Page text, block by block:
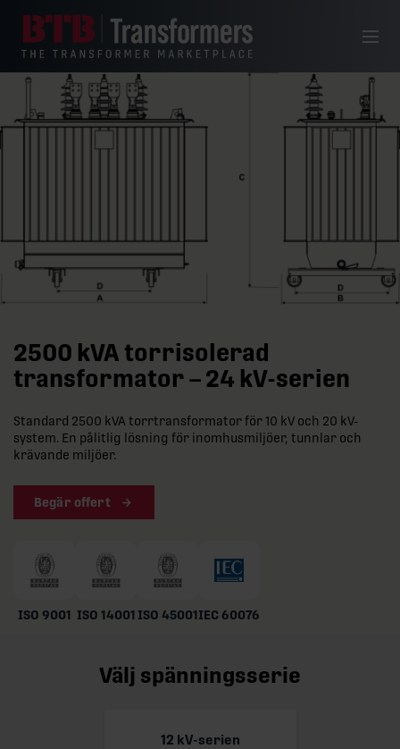
Meny
2500 kVA torrisolerad
transformator – 24 kV-serien
Standard 2500 kVA torrtransformator för 10 kV och 20 kV-
system. En pålitlig lösning för inomhusmiljöer, tunnlar och
krävande miljöer.
Begär offert
ISO 9001 ISO 14001 ISO 45001IEC 60076
Välj spänningsserie
12 kV-serien